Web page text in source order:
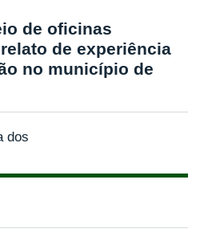
de oficinas
de experiência
no município de
dos